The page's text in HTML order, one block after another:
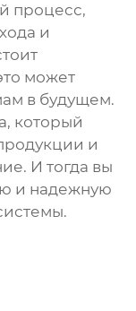
процесс,
и
может
в будущем.
который
и
И тогда вы
и надежную